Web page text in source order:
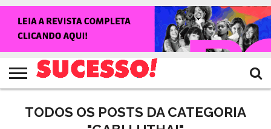
NOTÍCIAS
SHOWS
ENTREVISTAS
CLIQUES
RANKING
CROWLEY
TV
SUCESSO!
REVISTA
SUCESSO!
TODOS OS POSTS DA CATEGORIA